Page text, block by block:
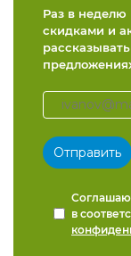
Раз в
скидками и
в